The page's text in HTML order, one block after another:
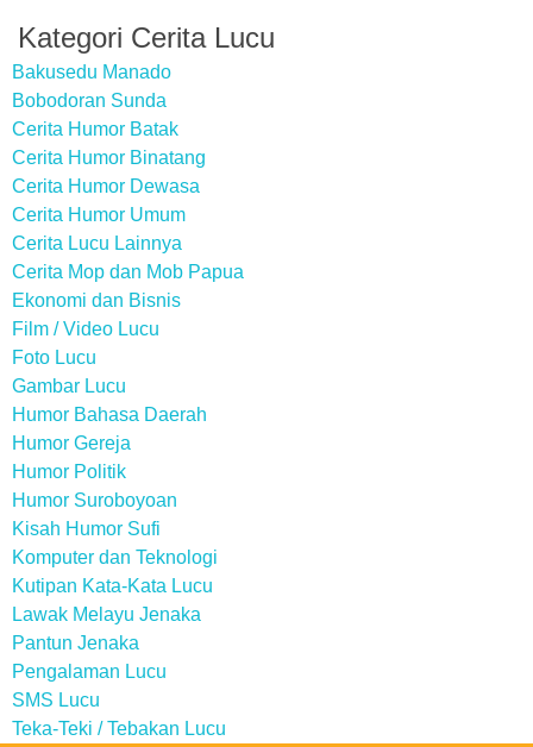
Kategori Cerita Lucu
Bakusedu Manado
Bobodoran Sunda
Cerita Humor Batak
Cerita Humor Binatang
Cerita Humor Dewasa
Cerita Humor Umum
Cerita Lucu Lainnya
Cerita Mop dan Mob Papua
Ekonomi dan Bisnis
Film / Video Lucu
Foto Lucu
Gambar Lucu
Humor Bahasa Daerah
Humor Gereja
Humor Politik
Humor Suroboyoan
Kisah Humor Sufi
Komputer dan Teknologi
Kutipan Kata-Kata Lucu
Lawak Melayu Jenaka
Pantun Jenaka
Pengalaman Lucu
SMS Lucu
Teka-Teki / Tebakan Lucu